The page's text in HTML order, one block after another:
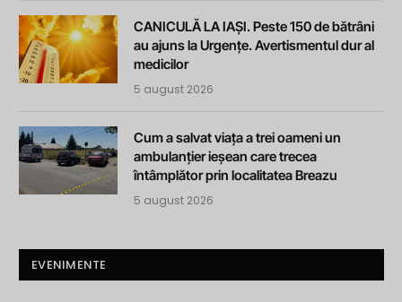
CANICULĂ LA IAȘI. Peste 150 de bătrâni
au ajuns la Urgențe. Avertismentul dur al
medicilor
5 august 2026
Cum a salvat viața a trei oameni un
ambulanțier ieșean care trecea
întâmplător prin localitatea Breazu
5 august 2026
EVENIMENTE